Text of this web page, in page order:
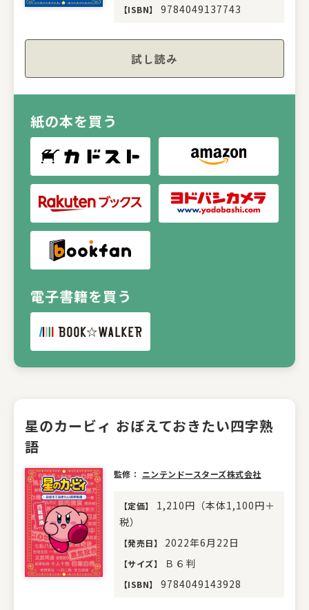
【ISBN】 9784049137743
試し読み
紙の本を買う
電子書籍を買う
星のカービィ おぼえておきたい四字熟
語
監修： ニンテンドースターズ株式会社
【定価】
1,210円（本体1,100円＋
税）
【発売日】 2022年6月22日
【サイズ】 Ｂ６判
【ISBN】 9784049143928